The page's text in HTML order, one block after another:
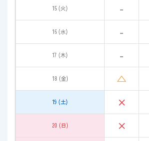
15 (火) -
16 (水) -
17 (木) -
18 (金) △
19 (土) ×
20 (日) ×